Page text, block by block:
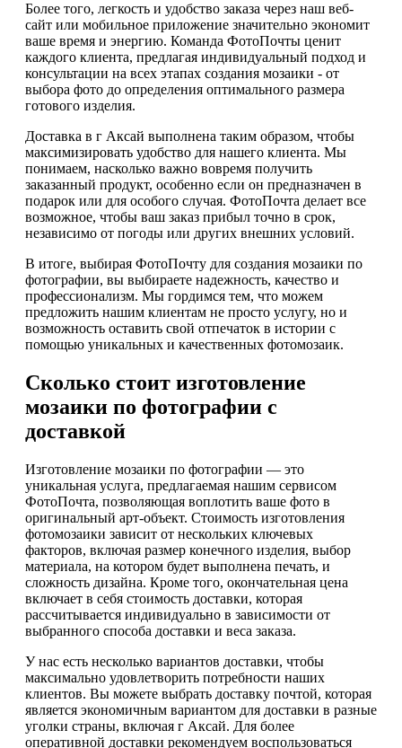
Более того, легкость и удобство заказа через наш веб-
сайт или мобильное приложение значительно экономит
ваше время и энергию. Команда ФотоПочты ценит
каждого клиента, предлагая индивидуальный подход и
консультации на всех этапах создания мозаики - от
выбора фото до определения оптимального размера
готового изделия.
Доставка в г Аксай выполнена таким образом, чтобы
максимизировать удобство для нашего клиента. Мы
понимаем, насколько важно вовремя получить
заказанный продукт, особенно если он предназначен в
подарок или для особого случая. ФотоПочта делает все
возможное, чтобы ваш заказ прибыл точно в срок,
независимо от погоды или других внешних условий.
В итоге, выбирая ФотоПочту для создания мозаики по
фотографии, вы выбираете надежность, качество и
профессионализм. Мы гордимся тем, что можем
предложить нашим клиентам не просто услугу, но и
возможность оставить свой отпечаток в истории с
помощью уникальных и качественных фотомозаик.
Сколько стоит изготовление
мозаики по фотографии с
доставкой
Изготовление мозаики по фотографии — это
уникальная услуга, предлагаемая нашим сервисом
ФотоПочта, позволяющая воплотить ваше фото в
оригинальный арт-объект. Стоимость изготовления
фотомозаики зависит от нескольких ключевых
факторов, включая размер конечного изделия, выбор
материала, на котором будет выполнена печать, и
сложность дизайна. Кроме того, окончательная цена
включает в себя стоимость доставки, которая
рассчитывается индивидуально в зависимости от
выбранного способа доставки и веса заказа.
У нас есть несколько вариантов доставки, чтобы
максимально удовлетворить потребности наших
клиентов. Вы можете выбрать доставку почтой, которая
является экономичным вариантом для доставки в разные
уголки страны, включая г Аксай. Для более
оперативной доставки рекомендуем воспользоваться